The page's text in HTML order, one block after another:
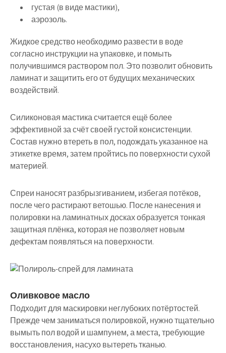
густая (в виде мастики),
аэрозоль.
Жидкое средство необходимо развести в воде
согласно инструкции на упаковке, и помыть
получившимся раствором пол. Это позволит обновить
ламинат и защитить его от будущих механических
воздействий.
Силиконовая мастика считается ещё более
эффективной за счёт своей густой консистенции.
Состав нужно втереть в пол, подождать указанное на
этикетке время, затем пройтись по поверхности сухой
материей.
Спреи наносят разбрызгиванием, избегая потёков,
после чего растирают ветошью. После нанесения и
полировки на ламинатных досках образуется тонкая
защитная плёнка, которая не позволяет новым
дефектам появляться на поверхности.
Оливковое масло
Подходит для маскировки неглубоких потёртостей.
Прежде чем заниматься полировкой, нужно тщательно
вымыть пол водой и шампунем, а места, требующие
восстановления, насухо вытереть тканью.